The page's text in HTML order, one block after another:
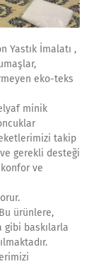
Yastık İmalatı ,
eko-teks
minik
takip
gerekli desteği
ve
ürünlere,
gibi baskılarla